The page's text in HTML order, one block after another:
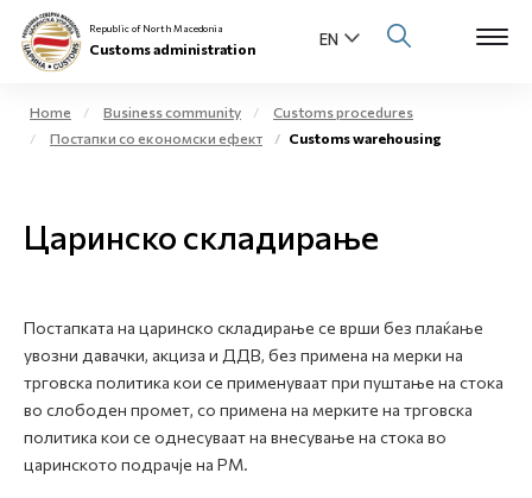
Individuals
Open
E-Customs
Open
Media center
Contact
Republic of North Macedonia
Customs administration
Home Business community
Customs procedures
Постапки со економски ефект
Customs warehousing
Царинско складирање
Постапката на царинско складирање се врши без плаќање
увозни давачки, акциза и ДДВ, без примена на мерки на
трговска политика кои се применуваат при пуштање на стока
во слободен промет, со примена на мерките на трговска
политика кои се однесуваат на внесување на стока во
царинското подрачје на РМ.